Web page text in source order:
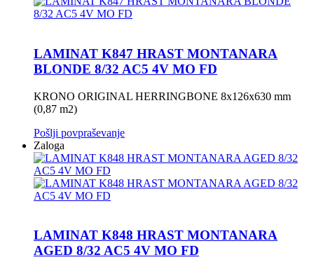
LAMINAT K847 HRAST MONTANARA
BLONDE 8/32 AC5 4V MO FD
KRONO ORIGINAL HERRINGBONE 8x126x630 mm
(0,87 m2)
Pošlji povpraševanje
Zaloga
LAMINAT K848 HRAST MONTANARA
AGED 8/32 AC5 4V MO FD